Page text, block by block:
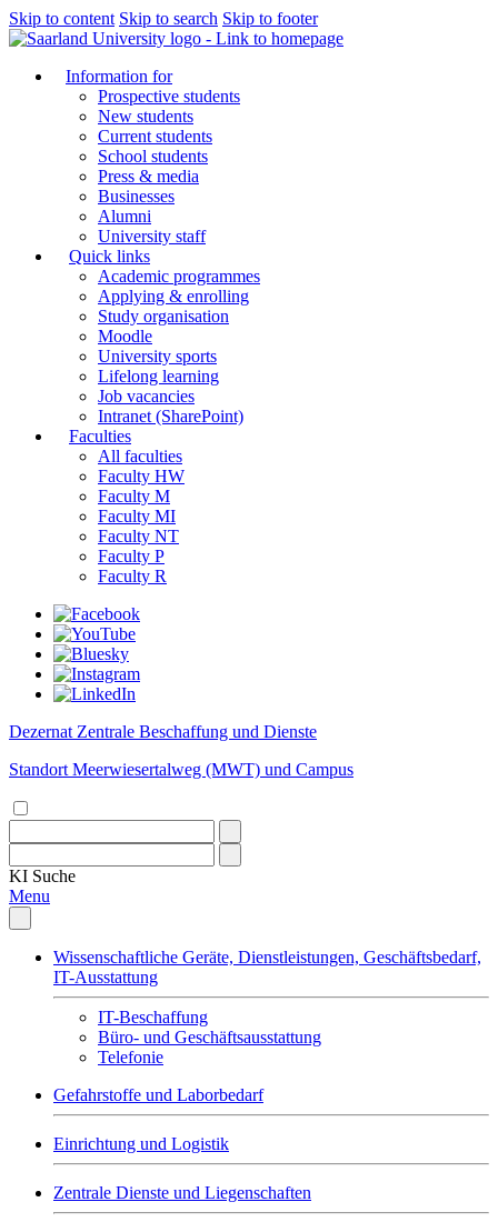
Skip to content Skip to search Skip to footer
Information for
Prospective students
New students
Current students
School students
Press & media
Businesses
Alumni
University staff
Quick links
Academic programmes
Applying & enrolling
Study organisation
Moodle
University sports
Lifelong learning
Job vacancies
Intranet (SharePoint)
Faculties
All faculties
Faculty HW
Faculty M
Faculty MI
Faculty NT
Faculty P
Faculty R
Dezernat Zentrale Beschaffung und Dienste
Standort Meerwiesertalweg (MWT) und Campus
KI Suche
Menu
Wissenschaftliche Geräte, Dienstleistungen, Geschäftsbedarf,
IT-Ausstattung
IT-Beschaffung
Büro- und Geschäftsausstattung
Telefonie
Gefahrstoffe und Laborbedarf
Einrichtung und Logistik
Zentrale Dienste und Liegenschaften